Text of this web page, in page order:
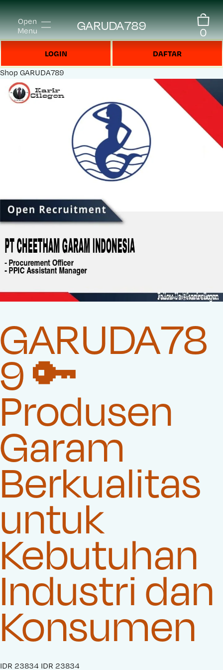
Open
Menu
GARUDA789 0
LOGIN DAFTAR
Shop GARUDA789
GARUDA78
9 🔑
Produsen
Garam
Berkualitas
untuk
Kebutuhan
Industri dan
Konsumen
S
IDR 23834 O
IDR 23834